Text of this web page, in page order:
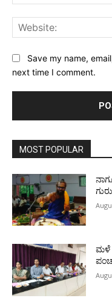
Save my name,
next time I comment.
MOST POPULAR
ಮಳೆ